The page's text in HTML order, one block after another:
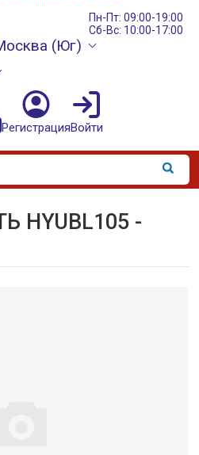
Пн-Пт: 09:00-19:00
Сб-Вс: 10:00-17:00
(Юг)
РегистрацияВойти
HYUBL105 -